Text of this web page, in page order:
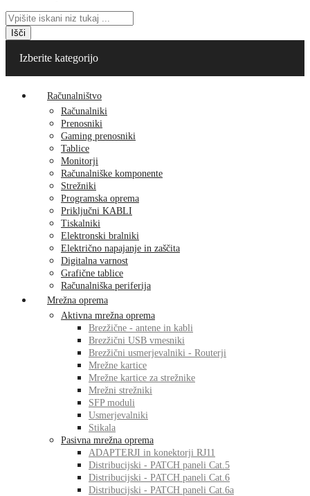
Išči
Izberite kategorijo
Računalništvo
Računalniki
Prenosniki
Gaming prenosniki
Tablice
Monitorji
Računalniške komponente
Strežniki
Programska oprema
Priključni KABLI
Tiskalniki
Elektronski bralniki
Električno napajanje in zaščita
Digitalna varnost
Grafične tablice
Računalniška periferija
Mrežna oprema
Aktivna mrežna oprema
Brezžične - antene in kabli
Brezžični USB vmesniki
Brezžični usmerjevalniki - Routerji
Mrežne kartice
Mrežne kartice za strežnike
Mrežni strežniki
SFP moduli
Usmerjevalniki
Stikala
Pasivna mrežna oprema
ADAPTERJI in konektorji RJ11
Distribucijski - PATCH paneli Cat.5
Distribucijski - PATCH paneli Cat.6
Distribucijski - PATCH paneli Cat.6a